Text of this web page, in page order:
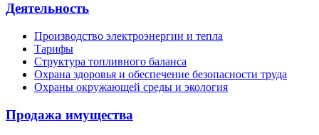
Деятельность
Производство электроэнергии и тепла
Тарифы
Структура топливного баланса
Охрана здоровья и обеспечение безопасности труда
Охраны окружающей среды и экология
Продажа имущества